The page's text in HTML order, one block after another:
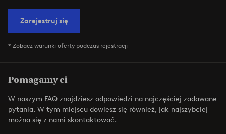
Zarejestruj się
* Zobacz warunki oferty podczas rejestracji
Pomagamy ci
W naszym FAQ znajdziesz odpowiedzi na najczęściej zadawane
pytania. W tym miejscu dowiesz się również, jak najszybciej
można się z nami skontaktować.